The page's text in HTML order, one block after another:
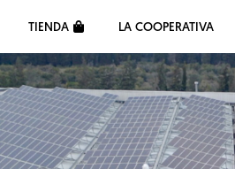
TIENDA LA COOPERATIVA